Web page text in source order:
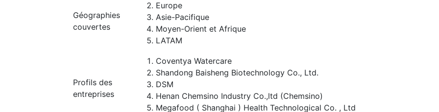
Géographies
couvertes
Europe
Asie-Pacifique
Moyen-Orient et Afrique
LATAM
Profils des
entreprises
Coventya Watercare
Shandong Baisheng Biotechnology Co., Ltd.
DSM
Henan Chemsino Industry Co.,ltd (Chemsino)
Megafood ( Shanghai ) Health Technological Co. , Ltd